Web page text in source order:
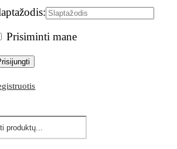
Prisiminti mane